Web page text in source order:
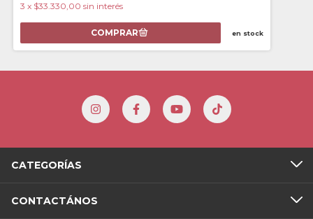
3 x $33.330,00 sin interés
en stock
CATEGORÍAS
CONTACTÁNOS